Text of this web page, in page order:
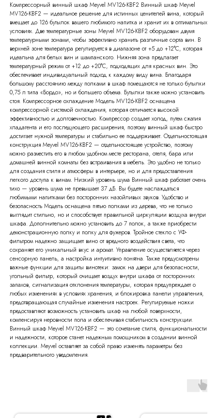
Компрессорный винный шкаф Meyvel MV126-KBF2 Винный шкаф Meyvel
MV126-KBF2 — идеальное решение для истинных ценителей вина, который
вмещает до 126 бутылок вашего любимого напитка и хранит их в оптимальных
условиях. Две температурные зоны Meyvel MV126-KBF2 оборудован двумя
температурными зонами, чтобы эффективно хранить различные сорта вин. В
верхней зоне температура регулируется в диапазоне от +5 до +12°C, которая
идеальна для белых вин и шампанского. Нижняя зона предлагает
температурный режим от +12 до +20°C, подходящих для красных вин. Это
обеспечивает индивидуальный подход к каждому виду вина. Благодаря
большому расстоянию между полками в шкаф помещаются не только бутылки
0,75 л типа «Бордо», но и большего объема. Бутылки также можно установить
стоя. Компрессорное охлаждение Модель MV126-KBF2 оснащена
компрессорной системой охлаждения, которая отличается высокой
эффективностью и долговечностью. Компрессор создает холод, путем сжатия
хладагента и его последующего расширения, поэтому винный шкаф быстро
достигает нужной температуры и стабильно ее поддерживает. Отдельностоящая
конструкция Meyvel MV126-KBF2 — отдельностоящее устройство, поэтому
можно разместить его в любом удобном месте ресторана, отеля, бара или
домашней винной комнаты без встраивания в мебель. Это удобно не только
для создания стиля и атмосферы в интерьере, но и для предоставления
легкого доступа к винам. Низкий уровень шума Винный шкаф работает очень
тихо — уровень шума не превышает 37 дБ. Вы будете наслаждаться
любимыми напитками без посторонних назойливых звуков. Удобство и
безопасность Модель оснащена пятью полками из дерева, что не только
выглядит стильно, но и способствует правильной циркуляции воздуха внутри
шкафа. Дополнительно можно установить до 7 полок, а также приобрести
демонстрационную полку и полку для фужеров. Тройное стекло с УФ-
фильтром надежно защищает вино от вредного воздействия света, что
сохраняет его уникальный вкус и аромат. Управление осуществляется через
сенсорную панель, а настройка интуитивно понятна. Также предусмотрены
важные функции для защиты винотеки: замок на двери для безопасности,
угольный фильтр, который очищает воздух внутри шкафа от посторонних
запахов, сигнализация отклонения температуры, которая предупреждает о
любых изменениях в условиях хранения, и блокировка панели управления,
предотвращающая случайные изменения настроек. Регулируемые ножки
предоставляют возможность установить шкаф на любой поверхности,
компенсируя неровности пола и обеспечивая стабильность конструкции.
Винный шкаф Meyvel MV126-KBF2 — это сочетание стиля, функциональности
и надежности, которое станет надежным помощником в создании винной
коллекции. Meyvel оставляет за собой право изменять параметры без
предварительного уведомления.